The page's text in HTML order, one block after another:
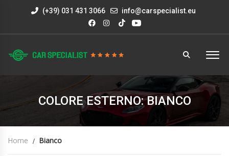
(+39) 031 431 3066 info@carspecialist.eu
COLORE ESTERNO: BIANCO
Home Bianco